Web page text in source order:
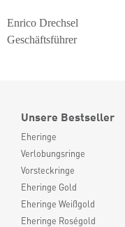
Enrico Drechsel
Geschäftsführer
Unsere Bestseller
Eheringe
Verlobungsringe
Vorsteckringe
Eheringe Gold
Eheringe Weißgold
Eheringe Roségold